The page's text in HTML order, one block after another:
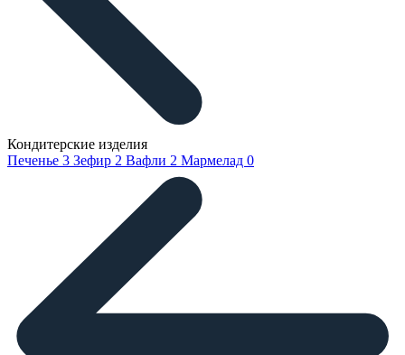
Кондитерские изделия
Печенье 3 Зефир 2 Вафли 2 Мармелад 0